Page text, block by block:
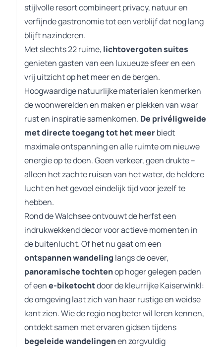
stijlvolle resort combineert privacy, natuur en
verfijnde gastronomie tot een verblijf dat nog lang
blijft nazinderen.
Met slechts 22 ruime, lichtovergoten suites
genieten gasten van een luxueuze sfeer en een
vrij uitzicht op het meer en de bergen.
Hoogwaardige natuurlijke materialen kenmerken
de woonwerelden en maken er plekken van waar
rust en inspiratie samenkomen. De privéligweide
met directe toegang tot het meerbiedt
maximale ontspanning en alle ruimte om nieuwe
energie op te doen. Geen verkeer, geen drukte –
alleen het zachte ruisen van het water, de heldere
lucht en het gevoel eindelijk tijd voor jezelf te
hebben.
Rond de Walchsee ontvouwt de herfst een
indrukwekkend decor voor actieve momenten in
de buitenlucht. Of het nu gaat om een
ontspannen wandeling langs de oever,
panoramische tochtenop hoger gelegen paden
of eene-biketochtdoor de kleurrijke Kaiserwinkl:
de omgeving laat zich van haar rustige en weidse
kant zien. Wie de regio nog beter wil leren kennen,
ontdekt samen met ervaren gidsen tijdens
begeleide wandelingenen zorgvuldig